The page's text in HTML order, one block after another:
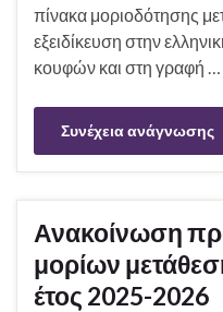
πίνακα μοριοδότησης
εξειδίκευση στην
κουφών και στη γραφή …
Συνέχεια ανάγνωσης
Ανακοίνωση
μορίων
έτος 2025-2026